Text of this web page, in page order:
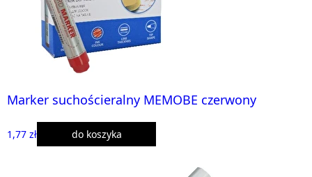
Marker suchościeralny MEMOBE czerwony
1,77 zł do koszyka